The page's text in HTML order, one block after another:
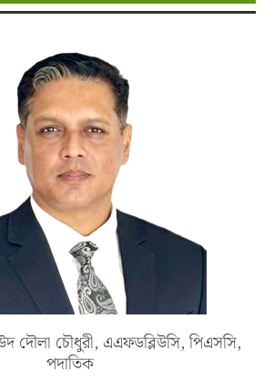
দৌলা চৌধুরী, এএফডব্লিউসি, পিএসসি,
পদাতিক